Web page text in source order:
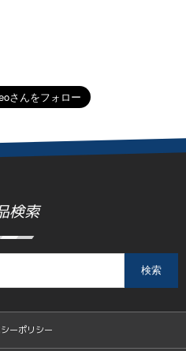
検索
検索
ーポリシー